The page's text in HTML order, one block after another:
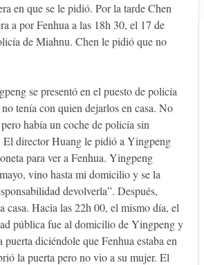
en que se le pidió. Por la tarde Chen
a por Fenhua a las 18h 30, el 17 de
de Miahnu. Chen le pidió que no
se presentó en el puesto de policía
tenía con quien dejarlos en casa. No
había un coche de policía sin
El director Huang le pidió a Yingpeng
para ver a Fenhua. Yingpeng
vino hasta mi domicilio y se la
devolverla”. Después,
casa. Hacia las 22h 00, el mismo día, el
pública fue al domicilio de Yingpeng y
diciéndole que Fenhua estaba en
la puerta pero no vio a su mujer. El